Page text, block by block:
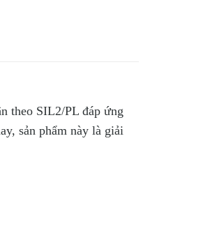
theo SIL2/PL đáp ứng
sản phẩm này là giải